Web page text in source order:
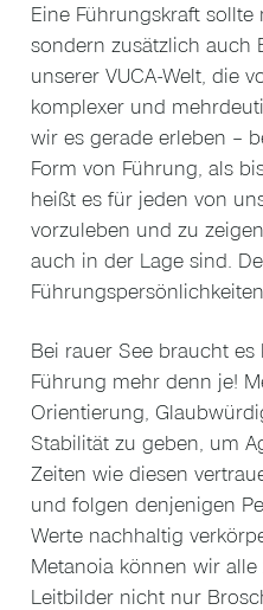
Eine Führungskraft
sondern zusätzlich auch
unserer VUCA-Welt, die
komplexer und
wir es gerade erleben –
Form von Führung, als
heißt es für jeden von
vorzuleben und zu
auch in der Lage sind.
Bei rauer See braucht
Führung mehr denn je!
Orientierung,
Stabilität zu geben, um
Zeiten wie diesen
und folgen denjenigen
Werte nachhaltig
Metanoia können wir
Leitbilder nicht nur